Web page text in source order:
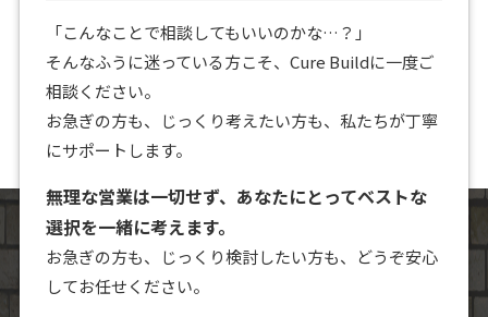
「こんなことで相談してもいいのかな…？」
そんなふうに迷っている方こそ、Cure Buildに一度ご
相談ください。
お急ぎの方も、じっくり考えたい方も、私たちが丁寧
にサポートします。
無理な営業は一切せず、あなたにとってベストな
選択を一緒に考えます。
お急ぎの方も、じっくり検討したい方も、どうぞ安心
してお任せください。